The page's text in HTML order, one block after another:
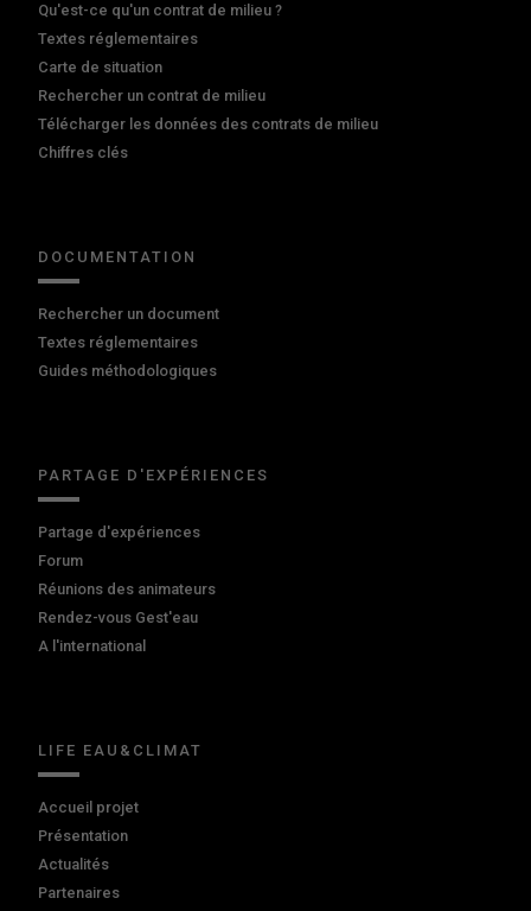
Qu'est-ce qu'un contrat de milieu ?
Textes réglementaires
Carte de situation
Rechercher un contrat de milieu
Télécharger les données des contrats de milieu
Chiffres clés
DOCUMENTATION
Rechercher un document
Textes réglementaires
Guides méthodologiques
PARTAGE D'EXPÉRIENCES
Partage d'expériences
Forum
Réunions des animateurs
Rendez-vous Gest'eau
A l'international
LIFE EAU&CLIMAT
Accueil projet
Présentation
Actualités
Partenaires